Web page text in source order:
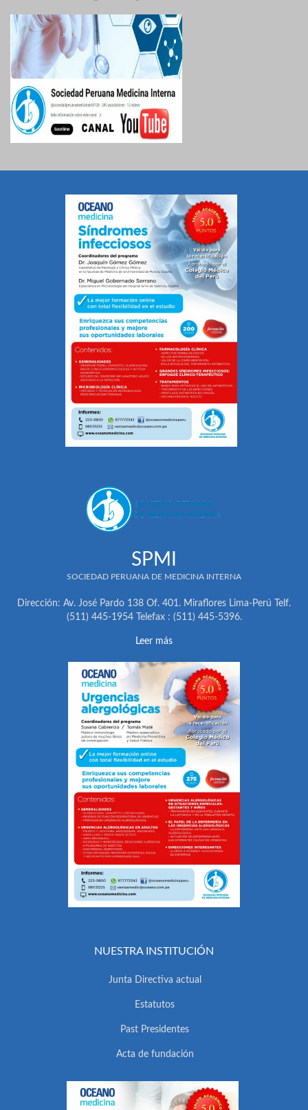
SPMI
SOCIEDAD PERUANA DE MEDICINA INTERNA
Dirección: Av. José Pardo 138 Of. 401. Miraflores Lima-Perú Telf.
(511) 445-1954 Telefax : (511) 445-5396.
Leer más
NUESTRA INSTITUCIÓN
Junta Directiva actual
Estatutos
Past Presidentes
Acta de fundación